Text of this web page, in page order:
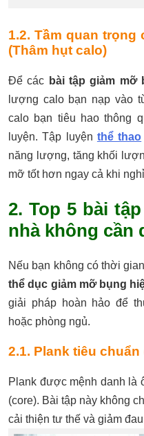
1.2. Tầm quan
(Thâm hụt calo)
Để các bài tập giảm mỡ
lượng calo bạn nạp vào
calo bạn tiêu hao thông
luyện. Tập luyện thể thao
năng lượng, tăng khối
mỡ tốt hơn ngay cả khi
2. Top 5 bài
nhà không cần
Nếu bạn không có thời
thể dục giảm mỡ bụng
giải pháp hoàn hảo để
hoặc phòng ngủ.
2.1. Plank tiêu
Plank được mệnh danh là
(core). Bài tập này không
cải thiện tư thế và giảm